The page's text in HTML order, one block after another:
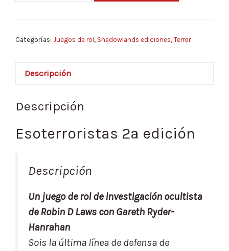
edición
Categorías: Juegos de rol Shadowlands ediciones Terror
Descripción
Descripción
Esoterroristas 2ª edición
Descripción
Un juego de rol de investigación ocultista
de Robin D Laws con Gareth Ryder-
Hanrahan
Sois la última línea de defensa de